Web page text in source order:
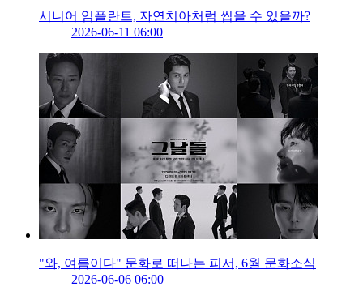
시니어 임플란트, 자연치아처럼 씹을 수 있을까?
2026-06-11 06:00
"와, 여름이다" 문화로 떠나는 피서, 6월 문화소식
2026-06-06 06:00